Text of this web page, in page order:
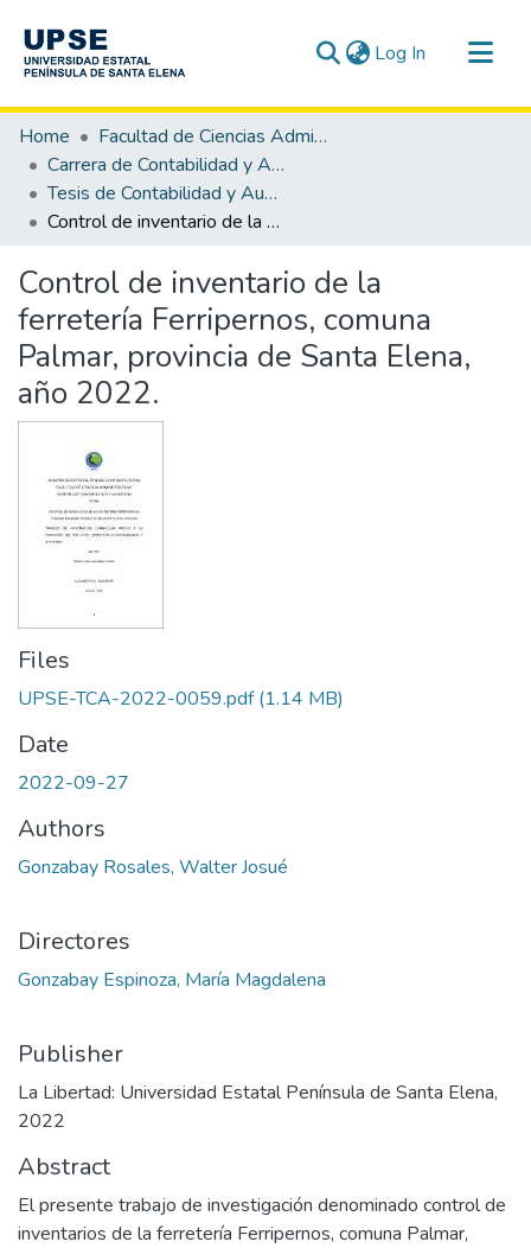
Log In (current)
Communities & Collections
All of DSpace
Statistics
Home
Facultad de Ciencias Administrativas
Carrera de Contabilidad y Auditoría
Tesis de Contabilidad y Auditoría
Control de inventario de la ferretería Ferripernos, comuna Palmar, provincia de Santa Elena, año 2022.
Control de inventario de la
ferretería Ferripernos, comuna
Palmar, provincia de Santa Elena,
año 2022.
Files
UPSE-TCA-2022-0059.pdf(1.14 MB)
Date
2022-09-27
Authors
Gonzabay Rosales, Walter Josué
Directores
Gonzabay Espinoza, María Magdalena
Publisher
La Libertad: Universidad Estatal Península de Santa Elena,
2022
Abstract
El presente trabajo de investigación denominado control de
inventarios de la ferretería Ferripernos, comuna Palmar,